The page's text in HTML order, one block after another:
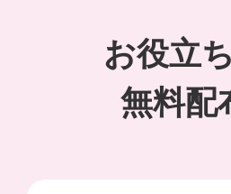
お役立
無料配